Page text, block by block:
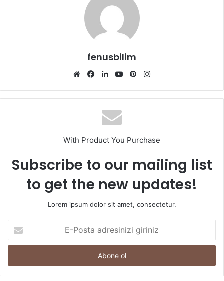
fenusbilim
Web
Facebook
LinkedInYouTubePinterest
With Product You Purchase
Subscribe to our mailing list
to get the new updates!
Lorem ipsum dolor sit amet, consectetur.
Posta
adresinizi